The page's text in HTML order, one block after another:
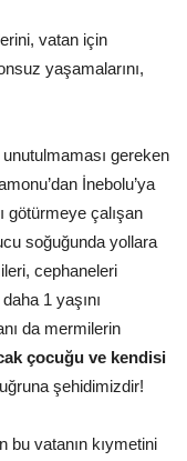
vatan için
yaşamalarını,
gereken
İnebolu’ya
götürmeye çalışan
soğuğunda yollara
cephaneleri
1 yaşını
da mermilerin
çocuğu ve kendisi
şehidimizdir!
bu vatanın kıymetini